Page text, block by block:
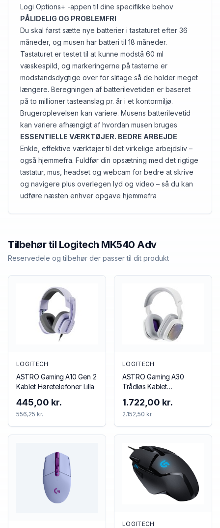
Logi Options+ -appen til dine specifikke behov
PÅLIDELIG OG PROBLEMFRI
Du skal først sætte nye batterier i tastaturet efter 36
måneder, og musen har batteri til 18 måneder.
Tastaturet er testet til at kunne modstå 60 ml
væskespild, og markeringerne på tasterne er
modstandsdygtige over for slitage så de holder meget
længere. Beregningen af batterilevetiden er baseret
på to millioner tasteanslag pr. år i et kontormiljø.
Brugeroplevelsen kan variere. Musens batterilevetid
kan variere afhængigt af hvordan musen bruges
ESSENTIELLE VÆRKTØJER. BEDRE ARBEJDE
Enkle, effektive værktøjer til det virkelige arbejdsliv –
også hjemmefra. Fuldfør din opsætning med det rigtige
tastatur, mus, headset og webcam for bedre at skrive
og navigere plus overlegen lyd og video – så du kan
udføre næsten enhver opgave hjemmefra
Tilbehør til Logitech MK540 Adv
Reservedele og tilbehør der passer til dit produkt
LOGITECH
ASTRO Gaming A10 Gen 2
Kablet Høretelefoner Lilla
445,00 kr.
556,25 kr.
LOGITECH
ASTRO Gaming A30
Trådløs Kablet
1.722,00 kr.
2.152,50 kr.
LOGITECH